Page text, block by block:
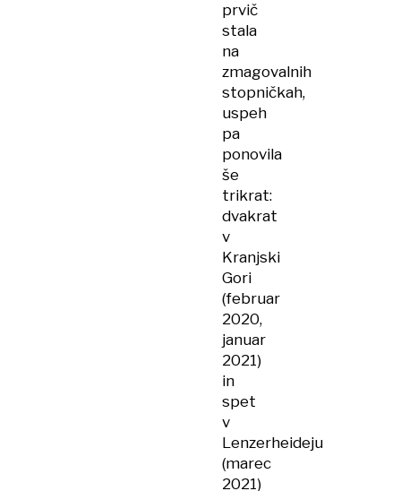
prvič
stala
na
zmagovalnih
stopničkah,
uspeh
pa
ponovila
še
trikrat:
dvakrat
v
Kranjski
Gori
(februar
2020,
januar
2021)
in
spet
v
Lenzerheideju
(marec
2021)